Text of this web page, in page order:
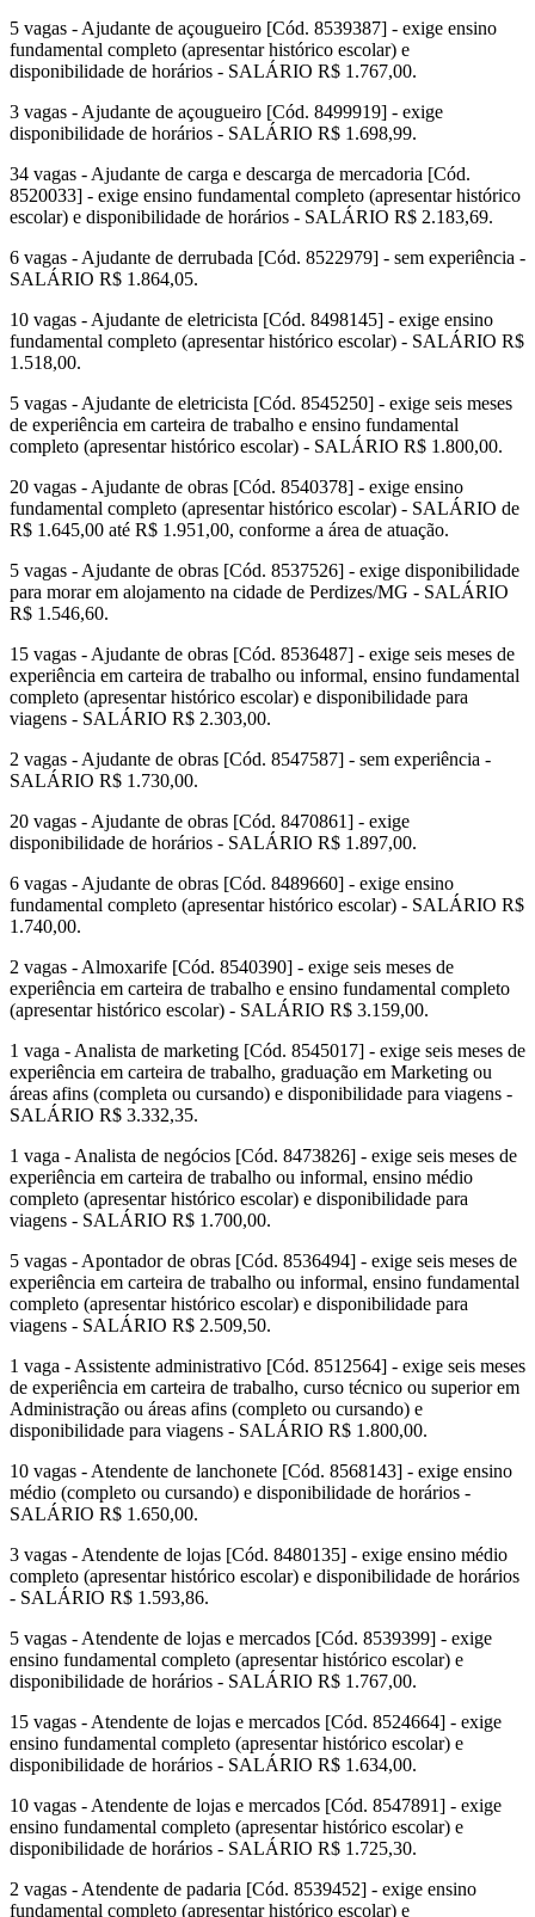
5 vagas - Ajudante de açougueiro [Cód. 8539387] - exige ensino
fundamental completo (apresentar histórico escolar) e
disponibilidade de horários - SALÁRIO R$ 1.767,00.
3 vagas - Ajudante de açougueiro [Cód. 8499919] - exige
disponibilidade de horários - SALÁRIO R$ 1.698,99.
34 vagas - Ajudante de carga e descarga de mercadoria [Cód.
8520033] - exige ensino fundamental completo (apresentar histórico
escolar) e disponibilidade de horários - SALÁRIO R$ 2.183,69.
6 vagas - Ajudante de derrubada [Cód. 8522979] - sem experiência -
SALÁRIO R$ 1.864,05.
10 vagas - Ajudante de eletricista [Cód. 8498145] - exige ensino
fundamental completo (apresentar histórico escolar) - SALÁRIO R$
1.518,00.
5 vagas - Ajudante de eletricista [Cód. 8545250] - exige seis meses
de experiência em carteira de trabalho e ensino fundamental
completo (apresentar histórico escolar) - SALÁRIO R$ 1.800,00.
20 vagas - Ajudante de obras [Cód. 8540378] - exige ensino
fundamental completo (apresentar histórico escolar) - SALÁRIO de
R$ 1.645,00 até R$ 1.951,00, conforme a área de atuação.
5 vagas - Ajudante de obras [Cód. 8537526] - exige disponibilidade
para morar em alojamento na cidade de Perdizes/MG - SALÁRIO
R$ 1.546,60.
15 vagas - Ajudante de obras [Cód. 8536487] - exige seis meses de
experiência em carteira de trabalho ou informal, ensino fundamental
completo (apresentar histórico escolar) e disponibilidade para
viagens - SALÁRIO R$ 2.303,00.
2 vagas - Ajudante de obras [Cód. 8547587] - sem experiência -
SALÁRIO R$ 1.730,00.
20 vagas - Ajudante de obras [Cód. 8470861] - exige
disponibilidade de horários - SALÁRIO R$ 1.897,00.
6 vagas - Ajudante de obras [Cód. 8489660] - exige ensino
fundamental completo (apresentar histórico escolar) - SALÁRIO R$
1.740,00.
2 vagas - Almoxarife [Cód. 8540390] - exige seis meses de
experiência em carteira de trabalho e ensino fundamental completo
(apresentar histórico escolar) - SALÁRIO R$ 3.159,00.
1 vaga - Analista de marketing [Cód. 8545017] - exige seis meses de
experiência em carteira de trabalho, graduação em Marketing ou
áreas afins (completa ou cursando) e disponibilidade para viagens -
SALÁRIO R$ 3.332,35.
1 vaga - Analista de negócios [Cód. 8473826] - exige seis meses de
experiência em carteira de trabalho ou informal, ensino médio
completo (apresentar histórico escolar) e disponibilidade para
viagens - SALÁRIO R$ 1.700,00.
5 vagas - Apontador de obras [Cód. 8536494] - exige seis meses de
experiência em carteira de trabalho ou informal, ensino fundamental
completo (apresentar histórico escolar) e disponibilidade para
viagens - SALÁRIO R$ 2.509,50.
1 vaga - Assistente administrativo [Cód. 8512564] - exige seis meses
de experiência em carteira de trabalho, curso técnico ou superior em
Administração ou áreas afins (completo ou cursando) e
disponibilidade para viagens - SALÁRIO R$ 1.800,00.
10 vagas - Atendente de lanchonete [Cód. 8568143] - exige ensino
médio (completo ou cursando) e disponibilidade de horários -
SALÁRIO R$ 1.650,00.
3 vagas - Atendente de lojas [Cód. 8480135] - exige ensino médio
completo (apresentar histórico escolar) e disponibilidade de horários
- SALÁRIO R$ 1.593,86.
5 vagas - Atendente de lojas e mercados [Cód. 8539399] - exige
ensino fundamental completo (apresentar histórico escolar) e
disponibilidade de horários - SALÁRIO R$ 1.767,00.
15 vagas - Atendente de lojas e mercados [Cód. 8524664] - exige
ensino fundamental completo (apresentar histórico escolar) e
disponibilidade de horários - SALÁRIO R$ 1.634,00.
10 vagas - Atendente de lojas e mercados [Cód. 8547891] - exige
ensino fundamental completo (apresentar histórico escolar) e
disponibilidade de horários - SALÁRIO R$ 1.725,30.
2 vagas - Atendente de padaria [Cód. 8539452] - exige ensino
fundamental completo (apresentar histórico escolar) e